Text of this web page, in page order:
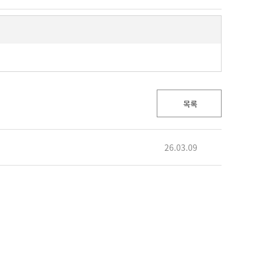
목록
26.03.09